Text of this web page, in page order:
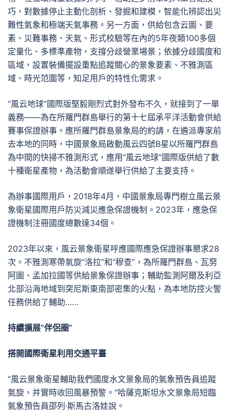
巧，對數據停止主動化剖析、發掘和建模，智能化辨認出災
難性氣象和極端天氣事務。另一方面，供給包含云圖、要
素、災難事務、天氣、形式校驗等在內的5年夜類100多個
定量化、多標準產物，支撐分歧營業場景；依據分歧國度和
區域，設置裝備擺設重點追蹤關心的景象要素、不雅測區
域、時光范圍等，知足用戶的特性化需求。
“風云地球”國際版堅毅剛烈式對外發布不久，就接到了一單
義務——為在所羅門群島舉行的第十七屆承平洋活動會供給
賽事保證辦事。應所羅門群島景象局的約請，在遴派專家前
去本地的同時，中國景象局啟動風云四號B星以所羅門群島
為中間的快掃不雅測形式，應用“風云地球”國際版供給了數
十種衛星產物，為活動會順遂舉行供給了主要支持。
為辦事國際用戶，2018年4月，中國景象局專門樹立風云景
象衛星國際用戶防災減災應急保證機制。2023年，應急保
證機制注冊國度總數達34個。
2023年以來，風云景象衛星呼應國際應急保證辦事懇求28
次。不雅測寒帶氣旋“洛拉”和“穆查”，為所羅門群島、瓦努
阿圖、孟加拉國等供給景象保證辦事；輔助監測阿爾及利亞
北部沿海地域到突尼斯東南部密集的火點，為本地防控火警
任務供給了輔助……
持續擴展“伴侶圈”
搭開國際衛星利用交通平臺
“風云景象衛星輔助我們國度水文景象局的氣象預告員追蹤
氣旋，并實時收回風暴預警。”哈薩克斯坦水文景象局短臨
氣象預告員邵列·斯馬古洛娃說。